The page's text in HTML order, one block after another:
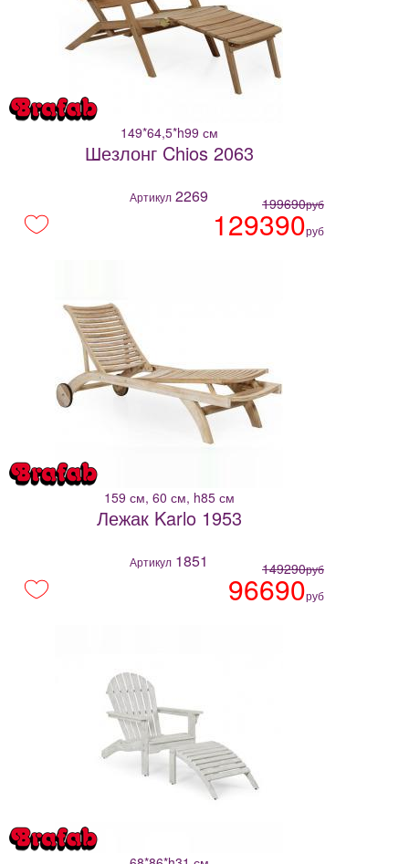
149*64,5*h99 см
Шезлонг Chios 2063
Артикул 2269 199690руб
129390руб
159 см, 60 см, h85 см
Лежак Karlo 1953
Артикул 1851 149290руб
96690руб